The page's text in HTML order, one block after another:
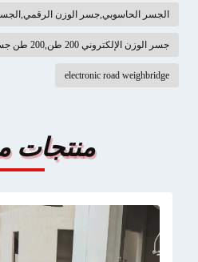
الجسر الحاسوبي,جسر الوزن الرقمي,الجسر
جسر الوزن الإلكتروني 200 طن,200 طن جسر الوزن الحاسوبي,الجسر الإلكتروني الآلي
electronic road weighbridge
منتجات